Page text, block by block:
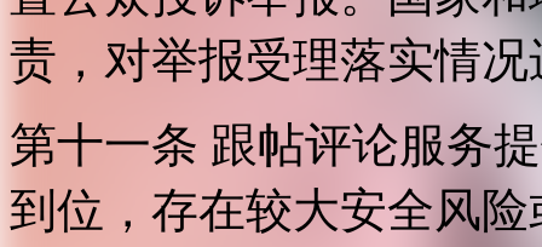
责，对举报受理落实情
第十一条 跟帖评论服务
到位，存在较大安全风